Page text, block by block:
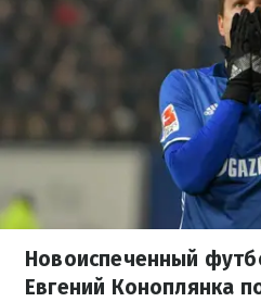
Новоиспеченный
Евгений Коноплянка